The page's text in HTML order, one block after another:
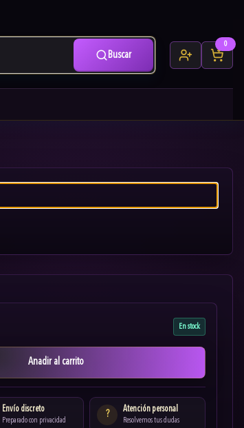
Buscar
0
En stock
Anadir al carrito
Envío discreto
Preparado con privacidad
? Atención personal
Resolvemos tus dudas